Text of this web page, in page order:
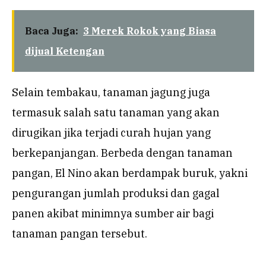
Baca Juga: 3 Merek Rokok yang Biasa
dijual Ketengan
Selain tembakau, tanaman jagung juga
termasuk salah satu tanaman yang akan
dirugikan jika terjadi curah hujan yang
berkepanjangan. Berbeda dengan tanaman
pangan, El Nino akan berdampak buruk, yakni
pengurangan jumlah produksi dan gagal
panen akibat minimnya sumber air bagi
tanaman pangan tersebut.